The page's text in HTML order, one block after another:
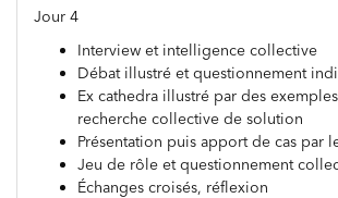
Jour 4
Interview et intelligence collective
Débat illustré et questionnement
Ex cathedra illustré par des
recherche collective de solution
Présentation puis apport de cas par
Jeu de rôle et questionnement
Échanges croisés, réflexion